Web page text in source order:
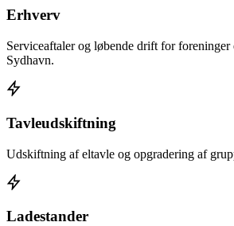
Erhverv
Serviceaftaler og løbende drift for
Sydhavn.
Tavleudskiftning
Udskiftning af eltavle og opgradering af
Ladestander